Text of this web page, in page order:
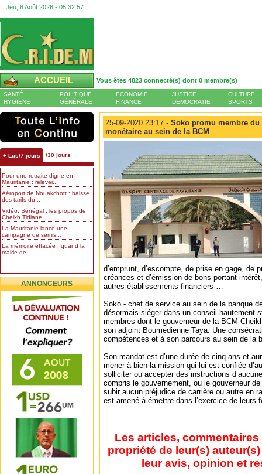
Jeu, 6 Août 2026 - 05:32:58
ACCUEIL Vous êtes 4823 connecté(s) dont 0 membre(s)
SANTÉ
HYGIÈNE
POLITIQUE
GÉNÉRALE
ECONOMIE
FINANCE
JUSTICE
DÉMOCRATIE
CULTURE
SPORTS
+ Lus/7 jours /30 jours
Pour une retraite digne en
Mauritanie : relever...
Aéroport de Nouakchott : baisse
des tarifs du...
Vidéo. Sénégal : les propos de
Cheikh Tidiane...
La Mauritanie lance une
campagne de semis...
La mémoire effacée : quand la
mairie de...
ANNONCEURS
25-09-2020 23:17 - Soko promu membre
monétaire au sein de la BCM
d’emprunt, d’escompte, de prise en gage, de
créances et d’émission de bons portant
autres établissements financiers …
Soko - chef de service au sein de la banque
désormais siéger dans un conseil hautement
membres dont le gouverneur de la BCM
son adjoint Boumedienne Taya. Une
compétences et à son parcours au sein de la
Son mandat est d’une durée de cinq ans et
mener à bien la mission qui lui est confiée
solliciter ou accepter des instructions
compris le gouvernement, ou le gouverneur
subir aucun préjudice de carrière ou autre en
est amené à émettre dans l’exercice de leurs
Les articles,
propriété de leur(s)
leur avis, opinion et